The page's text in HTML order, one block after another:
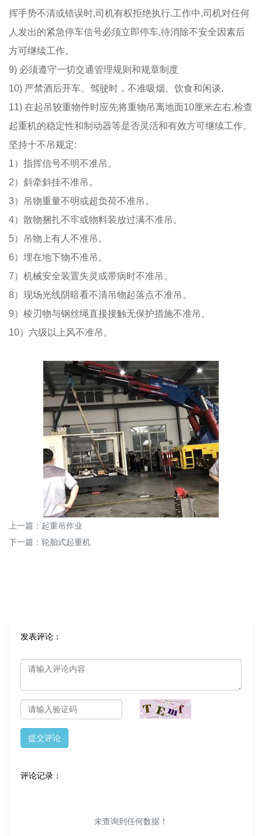
挥手势不清或错误时,司机有权拒绝执行.工作中,司机对任何
人发出的紧急停车信号必须立即停车,待消除不安全因素后
方可继续工作。
9) 必须遵守一切交通管理规则和规章制度
10) 严禁酒后开车。驾驶时，不准吸烟、饮食和闲谈.
11) 在起吊较重物件时应先将重物吊离地面10厘米左右,检查
起重机的稳定性和制动器等是否灵活和有效方可继续工作。
坚持十不吊规定:
1）指挥信号不明不准吊。
2）斜牵斜挂不准吊。
3）吊物重量不明或超负荷不准吊。
4）散物捆扎不牢或物料装放过满不准吊。
5）吊物上有人不准吊。
6）埋在地下物不准吊。
7）机械安全装置失灵或带病时不准吊。
8）现场光线阴暗看不清吊物起落点不准吊。
9）棱刃物与钢丝绳直接接触无保护措施不准吊。
10）六级以上风不准吊。
上一篇： 起重吊作业
下一篇： 轮胎式起重机
发表评论：
提交评论
评论记录：
未查询到任何数据！